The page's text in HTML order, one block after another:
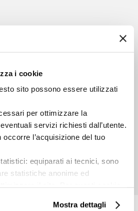
i cookie
sito possono essere utilizzati
per ottimizzare la
servizi richiesti dall’utente.
l’acquisizione del tuo
equiparati ai tecnici, sono
statistiche anonime ed
marketing: sono utilizzati, solo
Mostra dettagli
naturale
opaco
Stonalizzazione:
Unità di misura:
MQ